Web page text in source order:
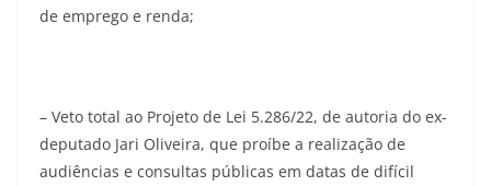
de emprego e renda;
– Veto total ao Projeto de Lei 5.286/22, de autoria do ex-
deputado Jari Oliveira, que proíbe a realização de
audiências e consultas públicas em datas de difícil